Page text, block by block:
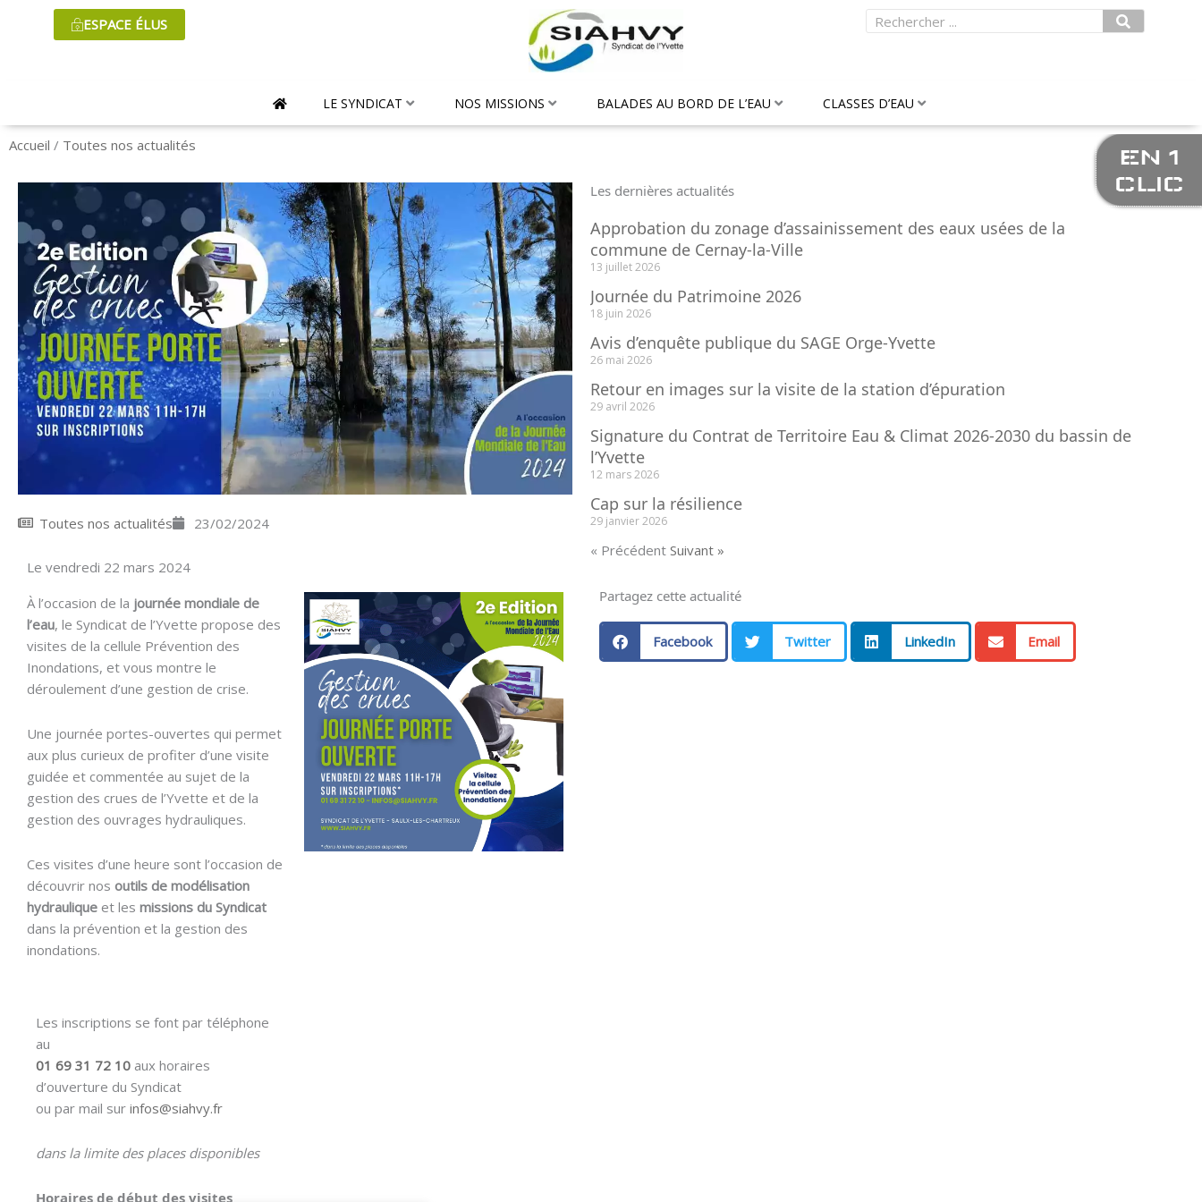
ESPACE ÉLUS Rechercher
LE SYNDICAT NOS MISSIONS BALADES AU BORD DE L’EAU CLASSES D’EAU
Accueil / Toutes nos actualités
Toutes nos actualités 23/02/2024
Le vendredi 22 mars 2024
À l’occasion de la journée mondiale de
l’eau, le Syndicat de l’Yvette propose des
visites de la cellule Prévention des
Inondations, et vous montre le
déroulement d’une gestion de crise.
Une journée portes-ouvertes qui permet
aux plus curieux de profiter d’une visite
guidée et commentée au sujet de la
gestion des crues de l’Yvette et de la
gestion des ouvrages hydrauliques.
Ces visites d’une heure sont l’occasion de
découvrir nos outils de modélisation
hydraulique et les missions du Syndicat
dans la prévention et la gestion des
inondations.
Les inscriptions se font par téléphone
au
01 69 31 72 10 aux horaires
d’ouverture du Syndicat
ou par mail sur infos@siahvy.fr
dans la limite des places disponibles
Horaires de début des visites
Les dernières actualités
Approbation du zonage d’assainissement des eaux usées de la
commune de Cernay-la-Ville
13 juillet 2026
Journée du Patrimoine 2026
18 juin 2026
Avis d’enquête publique du SAGE Orge-Yvette
26 mai 2026
Retour en images sur la visite de la station d’épuration
29 avril 2026
Signature du Contrat de Territoire Eau & Climat 2026-2030 du bassin de
l’Yvette
12 mars 2026
Cap sur la résilience
29 janvier 2026
« Précédent Suivant »
Partagez cette actualité
Facebook Twitter LinkedIn Email
EN 1
CLIC